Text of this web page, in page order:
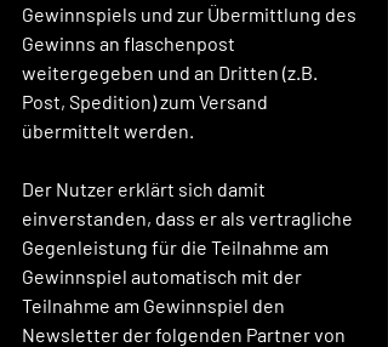
Gewinnspiels und zur Übermittlung des
Gewinns an flaschenpost
weitergegeben und an Dritten (z.B.
Post, Spedition) zum Versand
übermittelt werden.
Der Nutzer erklärt sich damit
einverstanden, dass er als vertragliche
Gegenleistung für die Teilnahme am
Gewinnspiel automatisch mit der
Teilnahme am Gewinnspiel den
Newsletter der folgenden Partner von